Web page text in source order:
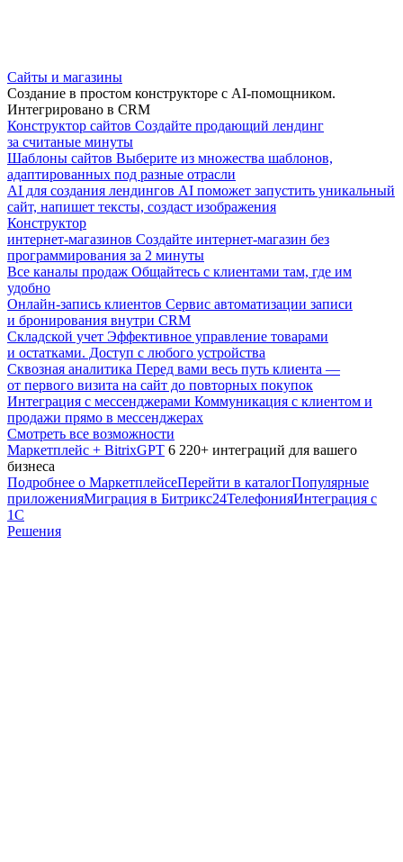
Сайты и магазины
Создание в простом конструкторе с AI-помощником.
Интегрировано в CRM
Конструктор сайтов Создайте продающий лендинг
за считаные минуты
Шаблоны сайтов Выберите из множества шаблонов,
адаптированных под разные отрасли
AI для создания лендингов AI поможет запустить уникальный
сайт, напишет тексты, создаст изображения
Конструктор
интернет-магазинов Создайте интернет-магазин без
программирования за 2 минуты
Все каналы продаж Общайтесь с клиентами там, где им
удобно
Онлайн-запись клиентов Сервис автоматизации записи
и бронирования внутри CRM
Складской учет Эффективное управление товарами
и остатками. Доступ с любого устройства
Сквозная аналитика Перед вами весь путь клиента —
от первого визита на сайт до повторных покупок
Интеграция с мессенджерами Коммуникация с клиентом и
продажи прямо в мессенджерах
Смотреть все возможности
Маркетплейс + BitrixGPT 6 220+ интеграций для вашего
бизнеса
Подробнее о МаркетплейсеПерейти в каталогПопулярные
приложенияМиграция в Битрикс24ТелефонияИнтеграция с
1С
Решения